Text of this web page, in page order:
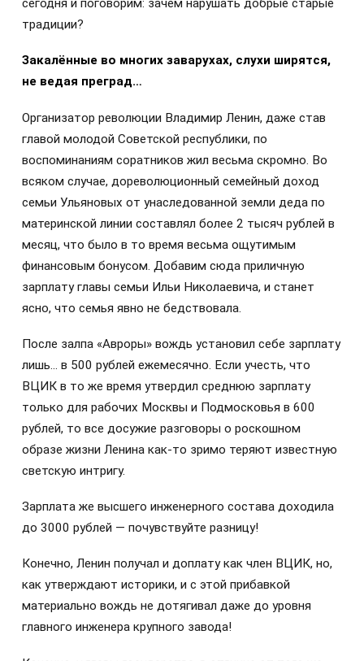
сегодня и поговорим: зачем нарушать добрые старые
традиции?
Закалённые во многих заварухах, слухи ширятся,
не ведая преград…
Организатор революции Владимир Ленин, даже став
главой молодой Советской республики, по
воспоминаниям соратников жил весьма скромно. Во
всяком случае, дореволюционный семейный доход
семьи Ульяновых от унаследованной земли деда по
материнской линии составлял более 2 тысяч рублей в
месяц, что было в то время весьма ощутимым
финансовым бонусом. Добавим сюда приличную
зарплату главы семьи Ильи Николаевича, и станет
ясно, что семья явно не бедствовала.
После залпа «Авроры» вождь установил себе зарплату
лишь… в 500 рублей ежемесячно. Если учесть, что
ВЦИК в то же время утвердил среднюю зарплату
только для рабочих Москвы и Подмосковья в 600
рублей, то все досужие разговоры о роскошном
образе жизни Ленина как-то зримо теряют известную
светскую интригу.
Зарплата же высшего инженерного состава доходила
до 3000 рублей — почувствуйте разницу!
Конечно, Ленин получал и доплату как член ВЦИК, но,
как утверждают историки, и с этой прибавкой
материально вождь не дотягивал даже до уровня
главного инженера крупного завода!